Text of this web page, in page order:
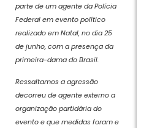
parte de um agente da Polícia
Federal em evento político
realizado em Natal, no dia 25
de junho, com a presença da
primeira-dama do Brasil.
Ressaltamos a agressão
decorreu de agente externo a
organização partidária do
evento e que medidas foram e